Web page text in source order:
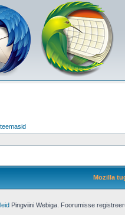
Mozilla
Pingviini Webiga. Foorumisse